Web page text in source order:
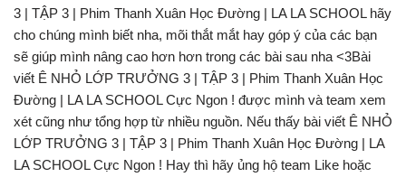
3 | TẬP 3 | Phim Thanh Xuân Học Đường | LA LA SCHOOL hãy
cho chúng mình biết nha, mõi thắt mắt hay góp ý của các bạn
sẽ giúp mình nâng cao hơn hơn trong các bài sau nha <3Bài
viết Ê NHỎ LỚP TRƯỞNG 3 | TẬP 3 | Phim Thanh Xuân Học
Đường | LA LA SCHOOL Cực Ngon ! được mình và team xem
xét cũng như tổng hợp từ nhiều nguồn. Nếu thấy bài viết Ê NHỎ
LỚP TRƯỞNG 3 | TẬP 3 | Phim Thanh Xuân Học Đường | LA
LA SCHOOL Cực Ngon ! Hay thì hãy ủng hộ team Like hoặc